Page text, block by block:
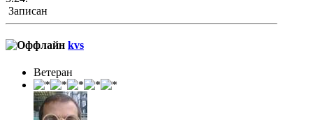
Записан
kvs
Ветеран